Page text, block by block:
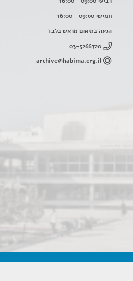
חמישי 09:00 - 16:00
הגעה בתיאום מראש בלבד
03-5266720
archive@habima.org.il